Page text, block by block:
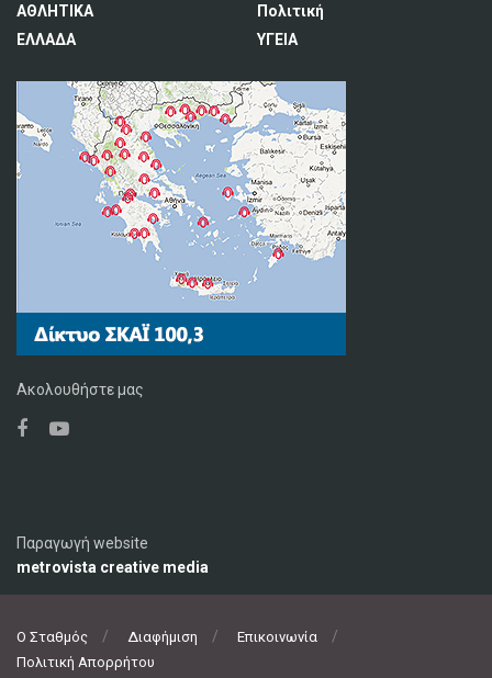
ΑΘΛΗΤΙΚΑ
ΕΛΛΑΔΑ
Πολιτική
ΥΓΕΙΑ
Ακολουθήστε μας
Παραγωγή website
metrovista creative media
Ο Σταθμός Διαφήμιση
Επικοινωνία
Πολιτική Απορρήτου